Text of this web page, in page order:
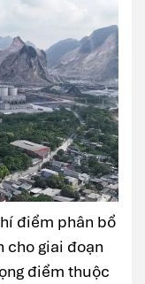
điểm phân bổ
cho giai đoạn
điểm thuộc